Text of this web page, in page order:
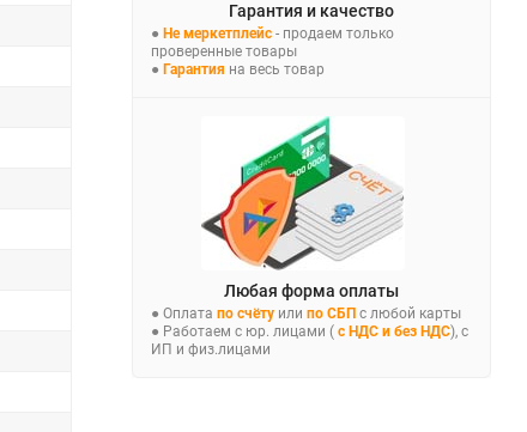
Гарантия и качество
● Не меркетплейс - продаем только
проверенные товары
● Гарантия на весь товар
Любая форма оплаты
● Оплата по счёту или по СБП с любой карты
● Работаем с юр. лицами ( с НДС и без НДС), с
ИП и физ.лицами